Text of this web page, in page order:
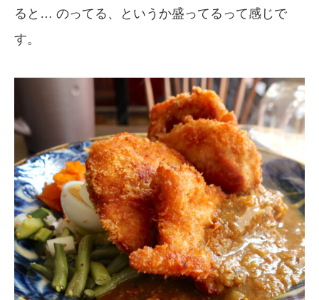
ると… のってる、というか盛ってるって感じで
す。